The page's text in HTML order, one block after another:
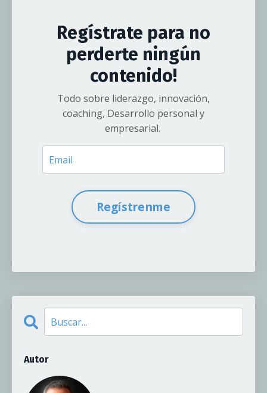
Regístrate para no
perderte ningún
contenido!
Todo sobre liderazgo, innovación,
coaching, Desarrollo personal y
empresarial.
Regístrenme
Autor